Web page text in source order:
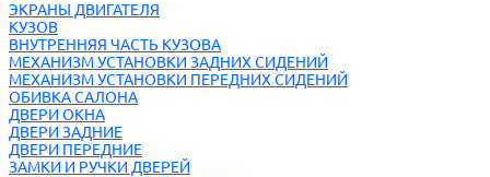
ЭКРАНЫ ДВИГАТЕЛЯ
КУЗОВ
ВНУТРЕННЯЯ ЧАСТЬ КУЗОВА
МЕХАНИЗМ УСТАНОВКИ ЗАДНИХ СИДЕНИЙ
МЕХАНИЗМ УСТАНОВКИ ПЕРЕДНИХ СИДЕНИЙ
ОБИВКА САЛОНА
ДВЕРИ ОКНА
ДВЕРИ ЗАДНИЕ
ДВЕРИ ПЕРЕДНИЕ
ЗАМКИ И РУЧКИ ДВЕРЕЙ